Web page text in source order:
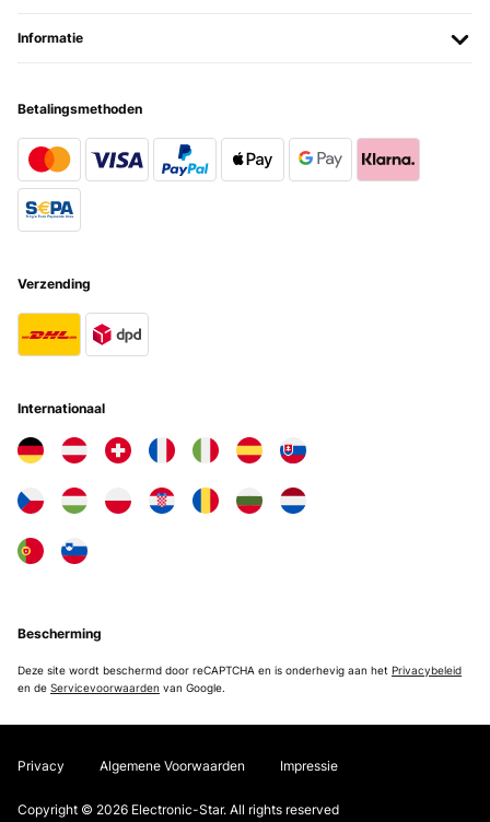
Informatie
Betalingsmethoden
Verzending
Internationaal
Bescherming
Deze site wordt beschermd door reCAPTCHA en is onderhevig aan het Privacybeleid
en de Servicevoorwaarden van Google.
Privacy Algemene Voorwaarden Impressie
Copyright © 2026 Electronic-Star. All rights reserved